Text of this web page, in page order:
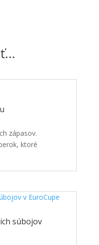
zápasov.
ktoré
súbojov